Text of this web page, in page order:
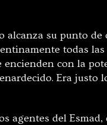
alcanza su punto de
todas
encienden con la
Era justo
agentes del Esmad,